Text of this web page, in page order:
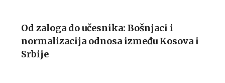
Od zaloga do učesnika: Bošnjaci i
normalizacija odnosa između Kosova i
Srbije